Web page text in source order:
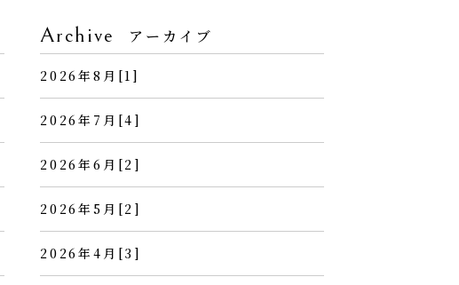
Archive アーカイブ
2026年8月[1]
2026年7月[4]
2026年6月[2]
2026年5月[2]
2026年4月[3]